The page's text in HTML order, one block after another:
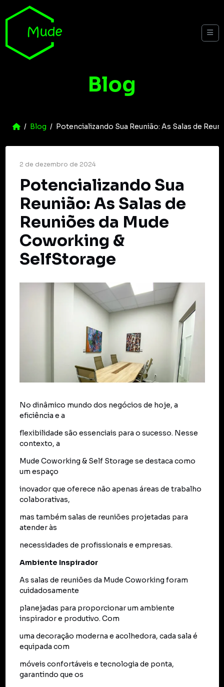
Skip to content
Blog
Home
Blog Potencializando Sua Reunião: As Salas de
2 de dezembro de 2024
Potencializando Sua
Reunião: As Salas de
Reuniões da Mude
Coworking &
SelfStorage
No dinâmico mundo dos negócios de hoje, a
eficiência e a
flexibilidade são essenciais para o sucesso. Nesse
contexto, a
Mude Coworking & Self Storage se destaca como
um espaço
inovador que oferece não apenas áreas de trabalho
colaborativas,
mas também salas de reuniões projetadas para
atender às
necessidades de profissionais e empresas.
Ambiente Inspirador
As salas de reuniões da Mude Coworking foram
cuidadosamente
planejadas para proporcionar um ambiente
inspirador e produtivo. Com
uma decoração moderna e acolhedora, cada sala é
equipada com
móveis confortáveis e tecnologia de ponta,
garantindo que os